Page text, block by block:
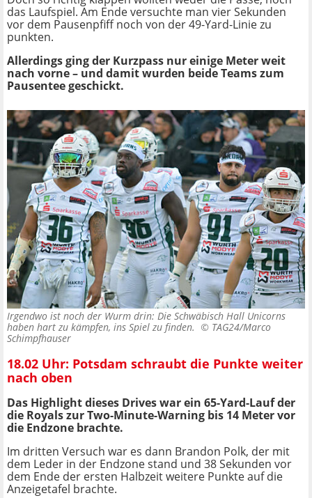
das Laufspiel. Am Ende versuchte man vier Sekunden
vor dem Pausenpfiff noch von der 49-Yard-Linie zu
punkten.
Allerdings ging der Kurzpass nur einige Meter weit
nach vorne – und damit wurden beide Teams zum
Pausentee geschickt.
Irgendwo ist noch der Wurm drin: Die Schwäbisch Hall Unicorns
haben hart zu kämpfen, ins Spiel zu finden. © TAG24/Marco
Schimpfhauser
18.02 Uhr: Potsdam schraubt die Punkte weiter
nach oben
Das Highlight dieses Drives war ein 65-Yard-Lauf der
die Royals zur Two-Minute-Warning bis 14 Meter vor
die Endzone brachte.
Im dritten Versuch war es dann Brandon Polk, der mit
dem Leder in der Endzone stand und 38 Sekunden vor
dem Ende der ersten Halbzeit weitere Punkte auf die
Anzeigetafel brachte.